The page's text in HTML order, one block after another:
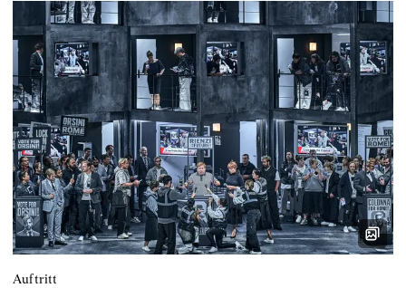
Berlin
425 Berichte, 30 kommende Premieren
Thüringen
114 Berichte, 24 kommende Premieren
Rheinland-Pfalz
20 Berichte, 22 kommende Premieren
Niedersachsen
71 Berichte, 21 kommende Premieren
Mecklenburg-Vorpommern
Auftritt